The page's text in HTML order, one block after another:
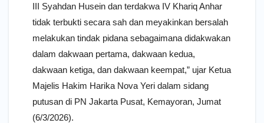
III Syahdan Husein dan terdakwa IV Khariq Anhar
tidak terbukti secara sah dan meyakinkan bersalah
melakukan tindak pidana sebagaimana didakwakan
dalam dakwaan pertama, dakwaan kedua,
dakwaan ketiga, dan dakwaan keempat,” ujar Ketua
Majelis Hakim Harika Nova Yeri dalam sidang
putusan di PN Jakarta Pusat, Kemayoran, Jumat
(6/3/2026).